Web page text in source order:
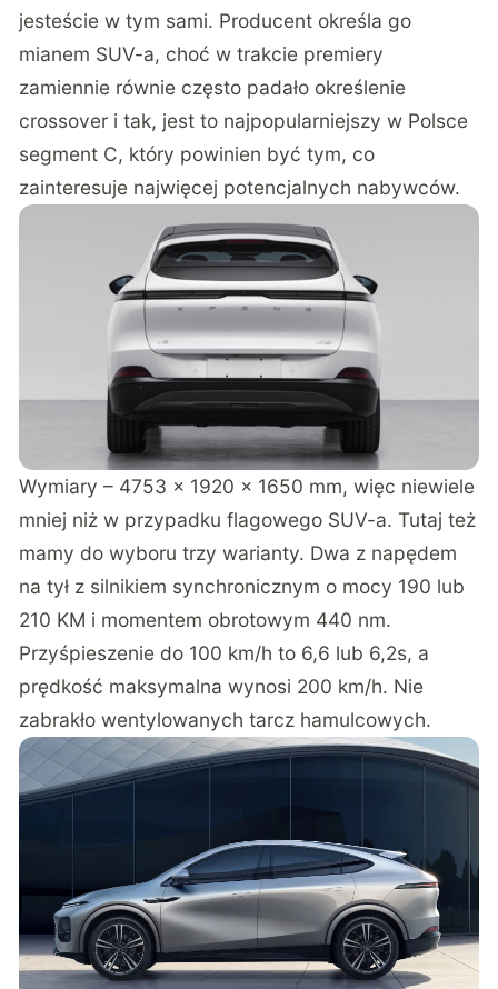
jesteście w tym sami. Producent określa go
mianem SUV-a, choć w trakcie premiery
zamiennie równie często padało określenie
crossover i tak, jest to najpopularniejszy w Polsce
segment C, który powinien być tym, co
zainteresuje najwięcej potencjalnych nabywców.
Wymiary – 4753 x 1920 x 1650 mm, więc niewiele
mniej niż w przypadku flagowego SUV-a. Tutaj też
mamy do wyboru trzy warianty. Dwa z napędem
na tył z silnikiem synchronicznym o mocy 190 lub
210 KM i momentem obrotowym 440 nm.
Przyśpieszenie do 100 km/h to 6,6 lub 6,2s, a
prędkość maksymalna wynosi 200 km/h. Nie
zabrakło wentylowanych tarcz hamulcowych.